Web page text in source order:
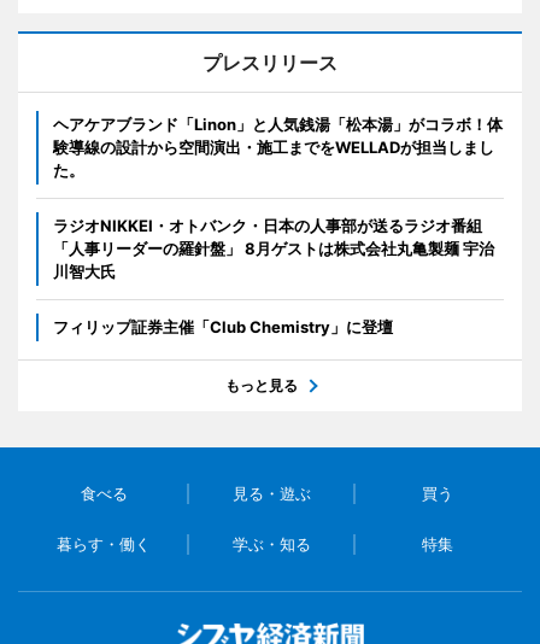
プレスリリース
ヘアケアブランド「Linon」と人気銭湯「松本湯」がコラボ！体
験導線の設計から空間演出・施工までをWELLADが担当しまし
た。
ラジオNIKKEI・オトバンク・日本の人事部が送るラジオ番組
「人事リーダーの羅針盤」 8月ゲストは株式会社丸亀製麺 宇治
川智大氏
フィリップ証券主催「Club Chemistry」に登壇
もっと見る
食べる 見る・遊ぶ 買う
暮らす・働く 学ぶ・知る 特集